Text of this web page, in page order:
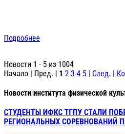
Подробнее
Новости 1 - 5 из 1004
Начало | Пред. | 1 2 3 4 5 | След. |
Новости института физической
СТУДЕНТЫ ИФКС ТГПУ СТАЛИ
РЕГИОНАЛЬНЫХ СОРЕВНОВАНИЙ